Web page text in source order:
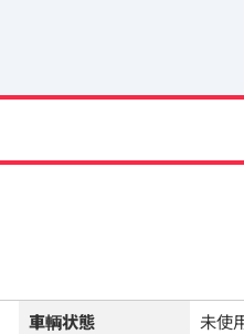
車輌状態 未使